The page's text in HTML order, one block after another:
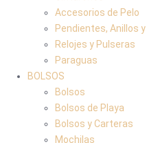
Accesorios de Pelo
Pendientes, Anillos
Relojes y Pulseras
Paraguas
BOLSOS
Bolsos
Bolsos de Playa
Bolsos y Carteras
Mochilas